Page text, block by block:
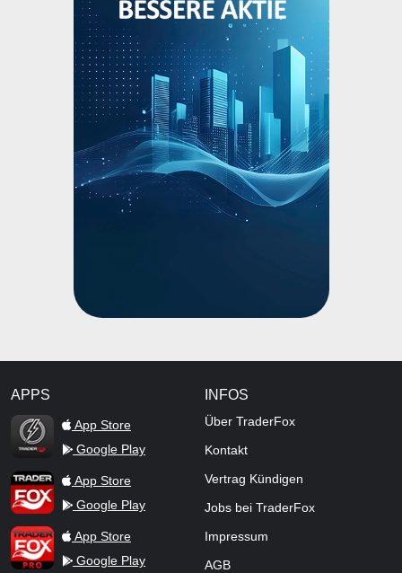
APPS
TraderFox Flash
App Store
Google Play
TraderFox AppApp Store
Google Play
TraderFox ProApp Store
Google Play
INFOS
Über TraderFox
Kontakt
Vertrag Kündigen
Jobs bei TraderFox
Impressum
AGB